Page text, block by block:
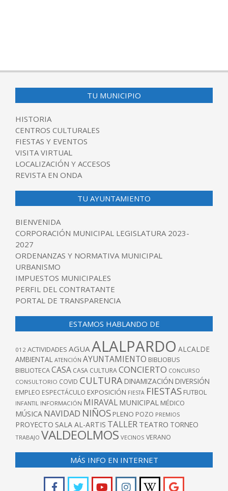
TU MUNICIPIO
HISTORIA
CENTROS CULTURALES
FIESTAS Y EVENTOS
VISITA VIRTUAL
LOCALIZACIÓN Y ACCESOS
REVISTA EN ONDA
TU AYUNTAMIENTO
BIENVENIDA
CORPORACIÓN MUNICIPAL LEGISLATURA 2023-
2027
ORDENANZAS Y NORMATIVA MUNICIPAL
URBANISMO
IMPUESTOS MUNICIPALES
PERFIL DEL CONTRATANTE
PORTAL DE TRANSPARENCIA
ESTAMOS HABLANDO DE
012 ACTIVIDADES AGUA ALALPARDO ALCALDE
AMBIENTAL ATENCIÓN AYUNTAMIENTO BIBLIOBUS
BIBLIOTECACASA CASA CULTURACONCIERTO CONCURSO
CONSULTORIO COVID CULTURA DINAMIZACIÓN DIVERSIÓN
EMPLEO ESPECTÁCULO EXPOSICIÓN FIESTA FIESTAS FUTBOL
INFANTIL INFORMACIÓN MIRAVAL MUNICIPAL MÉDICO
MÚSICA NAVIDAD NIÑOS PLENO POZO PREMIOS
PROYECTO SALA AL-ARTIS TALLER TEATRO TORNEO
TRABAJO VALDEOLMOS VECINOS VERANO
MÁS INFO EN INTERNET